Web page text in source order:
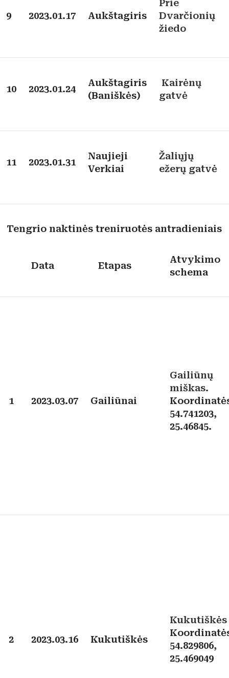
9 2023.01.17 Aukštagiris
Prie
Dvarčionių
žiedo
10 2023.01.24
Aukštagiris
(Baniškės)
Kairėnų
gatvė
11 2023.01.31
Naujieji
Verkiai
Žaliųjų
ežerų gatvė
Tengrio naktinės treniruotės antradieniais
Data Etapas
Atvykimo
schema
1 2023.03.07 Gailiūnai
Gailiūnų
miškas.
54.741203,
25.46845.
2 2023.03.16 Kukutiškės
Kukutiškės
54.829806,
25.469049